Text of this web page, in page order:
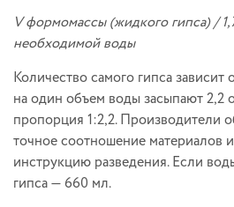
V формомассы (жидкого гипса) /
необходимой воды
Количество самого гипса
на один объем воды засыпают 2,2
пропорция 1:2,2. Производители
точное соотношение материалов
инструкцию разведения. Если
гипса — 660 мл.